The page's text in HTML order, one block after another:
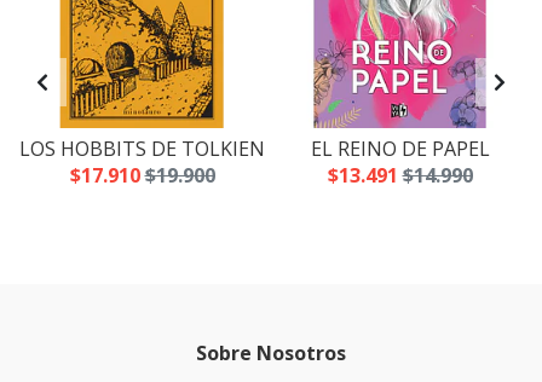
LOS HOBBITS DE TOLKIEN
$17.910$19.900
EL REINO DE PAPEL
$13.491 $14.990
Sobre Nosotros